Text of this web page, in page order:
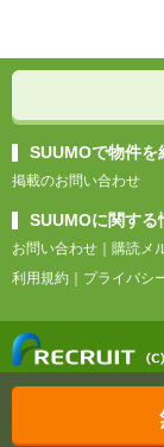
SUUMOで物件を
掲載のお問い合わせ
SUUMOに関する
お問い合わせ
購読メ
利用規約
プライバシ